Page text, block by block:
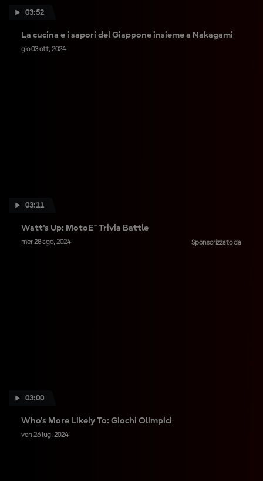
03:52
La cucina e i sapori del Giappone insieme a Nakagami
gio 03 ott, 2024
03:11
Watt's Up: MotoE™ Trivia Battle
mer 28 ago, 2024 Sponsorizzato da
03:00
Who's More Likely To: Giochi Olimpici
ven 26 lug, 2024